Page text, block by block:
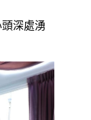
深處湧